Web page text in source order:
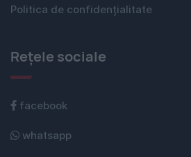
Politica de confidențialitate
Rețele sociale
facebook
whatsapp